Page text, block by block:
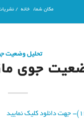
مکان شما: خانه /
تحلیل وضعیت
جوی